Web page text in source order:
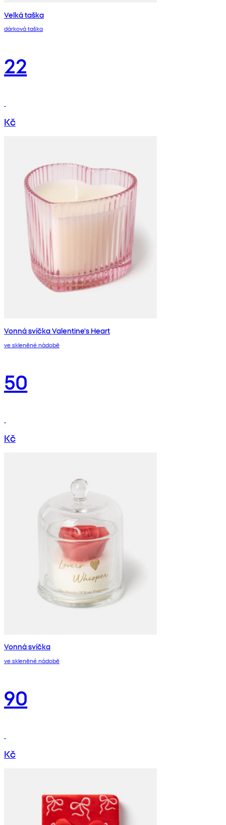
Velká taška
dárková taška
22
Kč
Vonná svíčka Valentine's Heart
ve skleněné nádobě
50
Kč
Vonná svíčka
ve skleněné nádobě
90
Kč